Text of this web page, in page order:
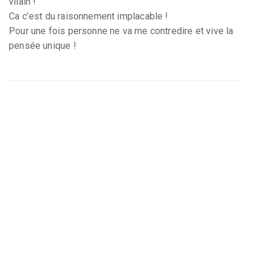
Ca c’est du raisonnement implacable !
Pour une fois personne ne va me contredire et vive la
pensée unique !